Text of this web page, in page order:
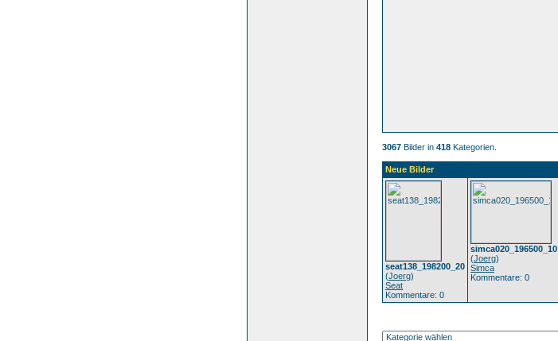
3067 Bilder in 418 Kategorien.
Neue Bilder
seat138_198200_20
(Joerg)
Seat
Kommentare: 0
simca020_196500_10
(Joerg)
Simca
Kommentare: 0